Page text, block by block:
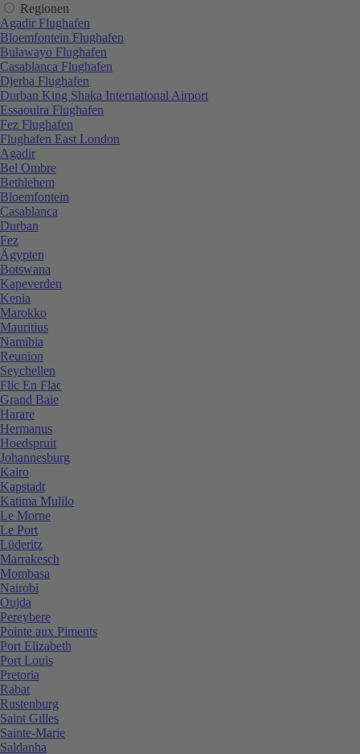
Regionen
Agadir Flughafen
Bloemfontein Flughafen
Bulawayo Flughafen
Casablanca Flughafen
Djerba Flughafen
Durban King Shaka International Airport
Essaouira Flughafen
Fez Flughafen
Flughafen East London
Agadir
Bel Ombre
Bethlehem
Bloemfontein
Casablanca
Durban
Fez
Ägypten
Botswana
Kapeverden
Kenia
Marokko
Mauritius
Namibia
Reunion
Seychellen
Flic En Flac
Grand Baie
Harare
Hermanus
Hoedspruit
Johannesburg
Kairo
Kapstadt
Katima Mulilo
Le Morne
Le Port
Lüderitz
Marrakesch
Mombasa
Nairobi
Oujda
Pereybere
Pointe aux Piments
Port Elizabeth
Port Louis
Pretoria
Rabat
Rustenburg
Saint Gilles
Sainte-Marie
Saldanha